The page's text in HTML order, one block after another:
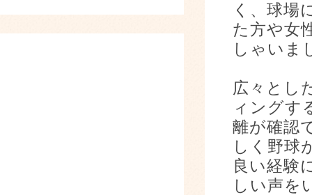
く、球場
た方や女
しゃいま
広々とし
ィングす
離が確認
しく野球
良い経験
しい声を